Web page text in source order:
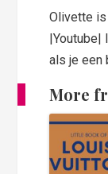
Olivette
|Youtube|
als je een
More